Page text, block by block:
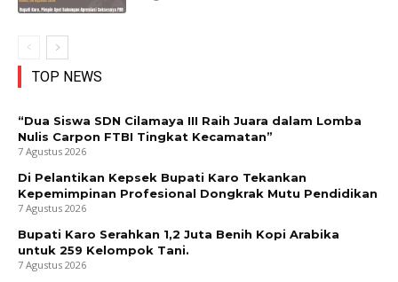
TOP NEWS
“Dua Siswa SDN Cilamaya III Raih Juara dalam Lomba
Nulis Carpon FTBI Tingkat Kecamatan”
7 Agustus 2026
Di Pelantikan Kepsek Bupati Karo Tekankan
Kepemimpinan Profesional Dongkrak Mutu Pendidikan
7 Agustus 2026
Bupati Karo Serahkan 1,2 Juta Benih Kopi Arabika
untuk 259 Kelompok Tani.
7 Agustus 2026